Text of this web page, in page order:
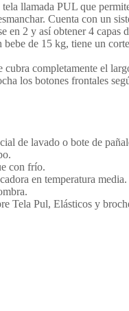
llamada PUL que
Cuenta con un
en 2 y así obtener 4 capas
bebe de 15 kg, tiene un
completamente el
los botones frontales
de lavado o bote de
con frío.
en temperatura media.
Tela Pul, Elásticos y